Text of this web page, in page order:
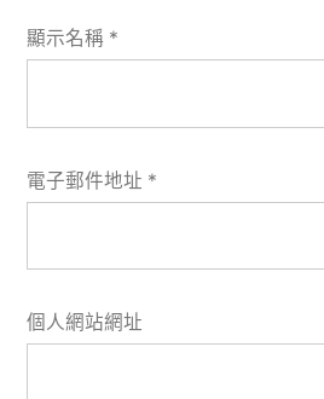
顯示名稱 *
電子郵件地址 *
個人網站網址